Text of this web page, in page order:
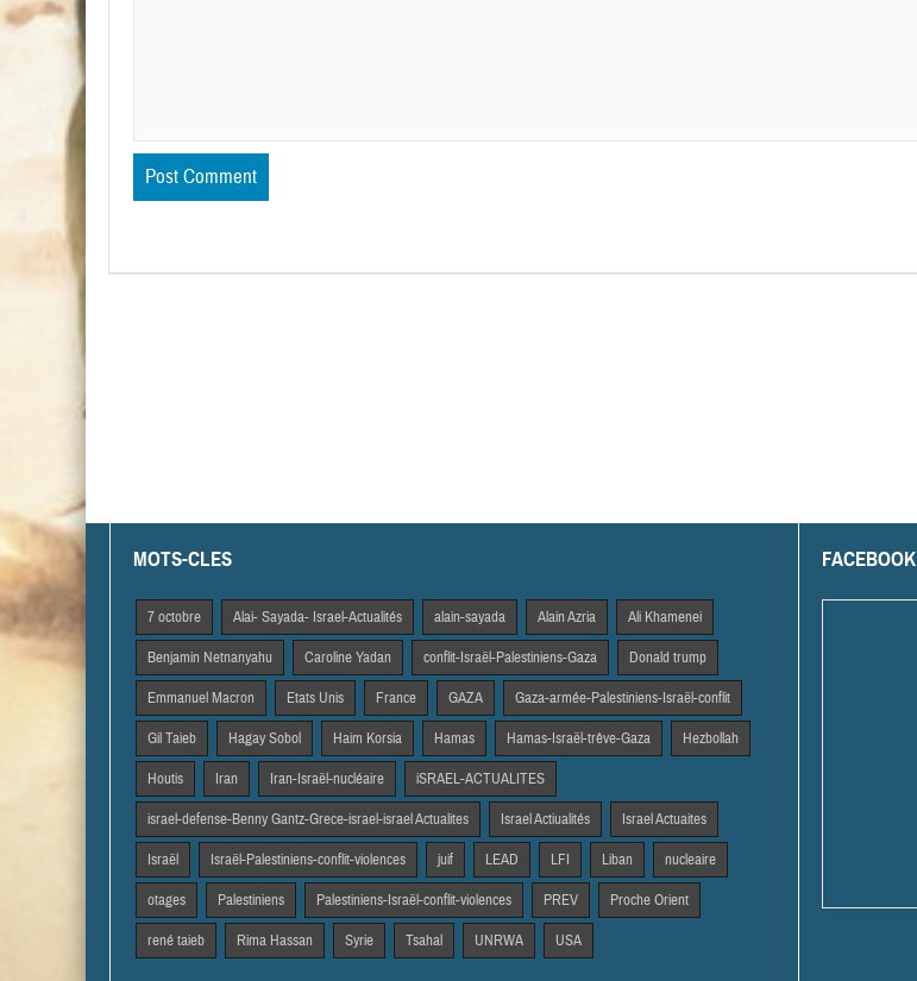
MOTS-CLES
7 octobre Alai- Sayada- Israel-Actualités alain-sayada Alain Azria Ali Khamenei
Benjamin Netnanyahu Caroline Yadan conflit-Israël-Palestiniens-Gaza Donald trump
Emmanuel Macron Etats Unis France GAZA Gaza-armée-Palestiniens-Israël-conflit
Gil Taieb Hagay Sobol Haim Korsia Hamas Hamas-Israël-trêve-Gaza Hezbollah
Houtis Iran Iran-Israël-nucléaire iSRAEL-ACTUALITES
israel-defense-Benny Gantz-Grece-israel-israel Actualites Israel Actiualités Israel Actuaites
Israël Israël-Palestiniens-conflit-violences juif LEAD LFI Liban nucleaire
otages Palestiniens Palestiniens-Israël-conflit-violences PREV Proche Orient
rené taieb Rima Hassan Syrie Tsahal UNRWA USA
FACEBOOK